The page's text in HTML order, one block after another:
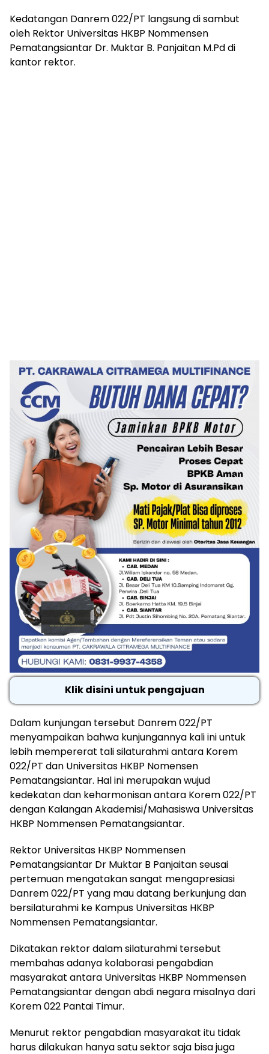
Kedatangan Danrem 022/PT langsung di sambut
oleh Rektor Universitas HKBP Nommensen
Pematangsiantar Dr. Muktar B. Panjaitan M.Pd di
kantor rektor.
Klik disini untuk pengajuan
Dalam kunjungan tersebut Danrem 022/PT
menyampaikan bahwa kunjungannya kali ini untuk
lebih mempererat tali silaturahmi antara Korem
022/PT dan Universitas HKBP Nomensen
Pematangsiantar. Hal ini merupakan wujud
kedekatan dan keharmonisan antara Korem 022/PT
dengan Kalangan Akademisi/Mahasiswa Universitas
HKBP Nommensen Pematangsiantar.
Rektor Universitas HKBP Nommensen
Pematangsiantar Dr Muktar B Panjaitan seusai
pertemuan mengatakan sangat mengapresiasi
Danrem 022/PT yang mau datang berkunjung dan
bersilaturahmi ke Kampus Universitas HKBP
Nommensen Pematangsiantar.
Dikatakan rektor dalam silaturahmi tersebut
membahas adanya kolaborasi pengabdian
masyarakat antara Universitas HKBP Nommensen
Pematangsiantar dengan abdi negara misalnya dari
Korem 022 Pantai Timur.
Menurut rektor pengabdian masyarakat itu tidak
harus dilakukan hanya satu sektor saja bisa juga